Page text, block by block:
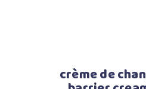
crème de